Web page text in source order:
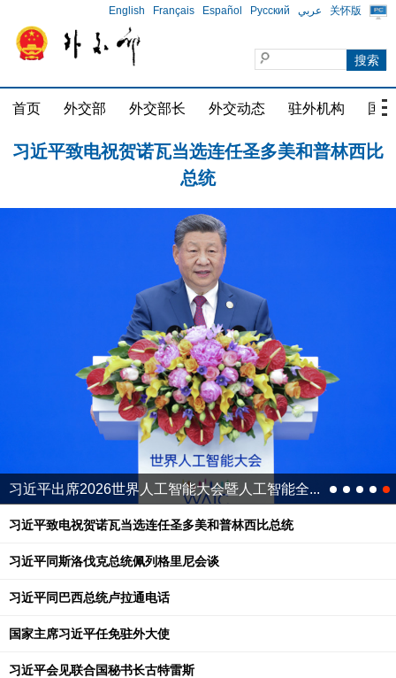
English Français Español Русский عربي 关怀版
首页 外交部 外交部长 外交动态 驻外机构 国
习近平同巴西总统卢拉通电话
习近平致电祝贺诺瓦当选连任圣多美和普林西比
总统
习近平同斯洛伐克总统佩列格里尼会谈
习近平同巴西总统卢拉通电话
习近平致电祝贺诺瓦当选连任圣多美和普林西比
总统
习近平同斯洛伐克总统佩列格里尼会谈
习近平致电祝贺诺瓦当选连任圣多美和普林西比总统
习近平同斯洛伐克总统佩列格里尼会谈
习近平同巴西总统卢拉通电话
国家主席习近平任免驻外大使
习近平会见联合国秘书长古特雷斯